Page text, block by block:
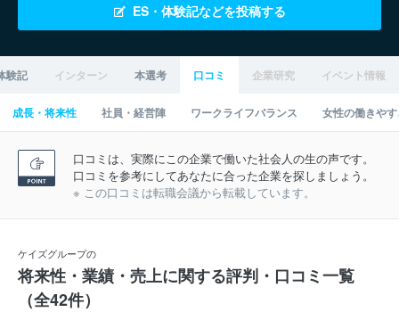
ES・体験記などを投稿する
験記 インターン 本選考 口コミ 企業研究 イベント情報
成長・将来性 社員・経営陣 ワークライフバランス 女性の働きや
口コミは、実際にこの企業で働いた社会人の生の声です。
口コミを参考にしてあなたに合った企業を探しましょう。
※ この口コミは転職会議から転載しています。
ケイズグループの
将来性・業績・売上に関する評判・口コミ一覧
（全42件）